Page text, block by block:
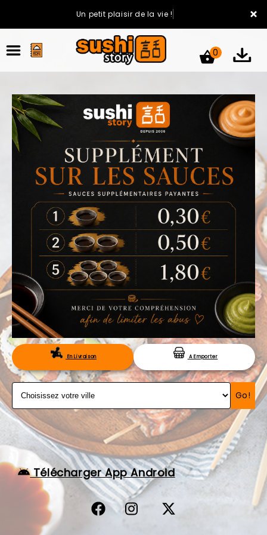
×
Un petit plaisir de la vie !
ACCUEIL
LA CARTE
VOTRE COMPTE
NOTRE RESTAURANT
VOS AVIS
MENTIONS LÉGALES
C.G.V
RÉSERVATION
0
En Livraison A Emporter
Go!
Télécharger App Android